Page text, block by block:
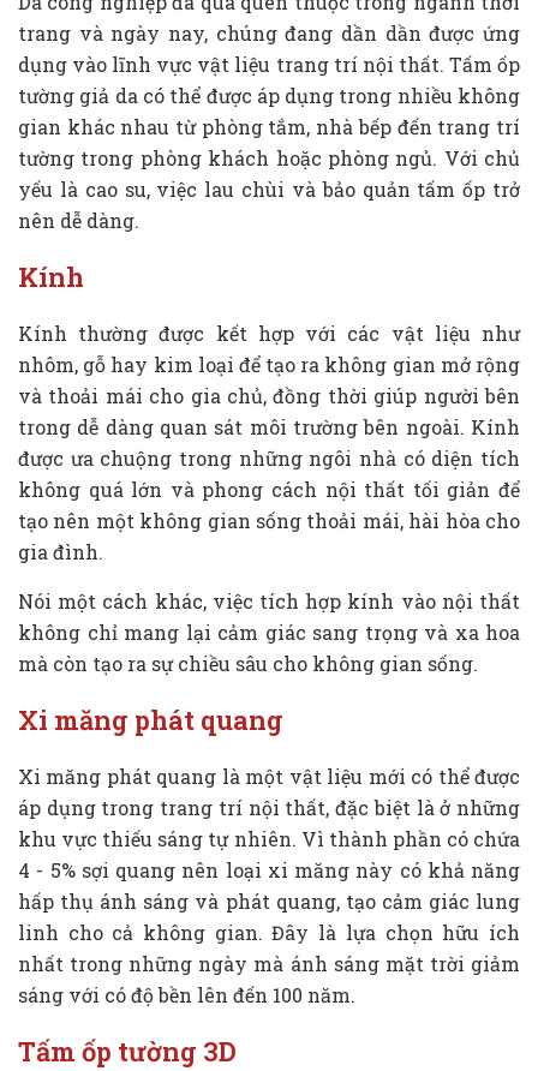
trang và ngày nay, chúng đang dần dần được ứng
dụng vào lĩnh vực vật liệu trang trí nội thất. Tấm ốp
tường giả da có thể được áp dụng trong nhiều không
gian khác nhau từ phòng tắm, nhà bếp đến trang trí
tường trong phòng khách hoặc phòng ngủ. Với chủ
yếu là cao su, việc lau chùi và bảo quản tấm ốp trở
nên dễ dàng.
Kính
Kính thường được kết hợp với các vật liệu như
nhôm, gỗ hay kim loại để tạo ra không gian mở rộng
và thoải mái cho gia chủ, đồng thời giúp người bên
trong dễ dàng quan sát môi trường bên ngoài. Kính
được ưa chuộng trong những ngôi nhà có diện tích
không quá lớn và phong cách nội thất tối giản để
tạo nên một không gian sống thoải mái, hài hòa cho
gia đình.
Nói một cách khác, việc tích hợp kính vào nội thất
không chỉ mang lại cảm giác sang trọng và xa hoa
mà còn tạo ra sự chiều sâu cho không gian sống.
Xi măng phát quang
Xi măng phát quang là một vật liệu mới có thể được
áp dụng trong trang trí nội thất, đặc biệt là ở những
khu vực thiếu sáng tự nhiên. Vì thành phần có chứa
4 - 5% sợi quang nên loại xi măng này có khả năng
hấp thụ ánh sáng và phát quang, tạo cảm giác lung
linh cho cả không gian. Đây là lựa chọn hữu ích
nhất trong những ngày mà ánh sáng mặt trời giảm
sáng với có độ bền lên đến 100 năm.
Tấm ốp tường 3D